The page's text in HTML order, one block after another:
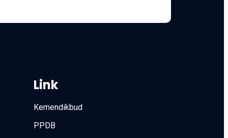
Link
Kemendikbud
PPDB